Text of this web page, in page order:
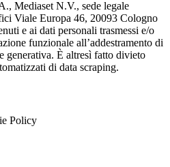
Mediaset N.V., sede legale
Viale Europa 46, 20093 Cologno
e ai dati personali trasmessi e/o
funzionale all’addestramento di
generativa. È altresì fatto divieto
di data scraping.
Policy